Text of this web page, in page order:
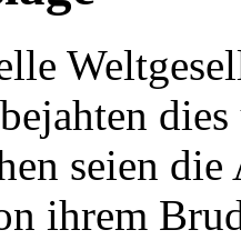
seien
ihrem